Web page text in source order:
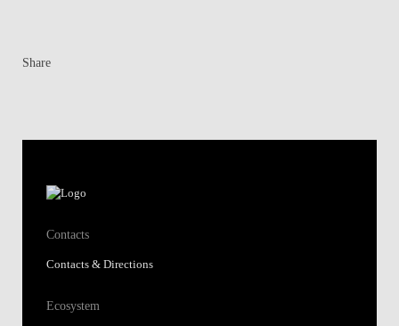
Share
Contacts
Contacts & Directions
Ecosystem